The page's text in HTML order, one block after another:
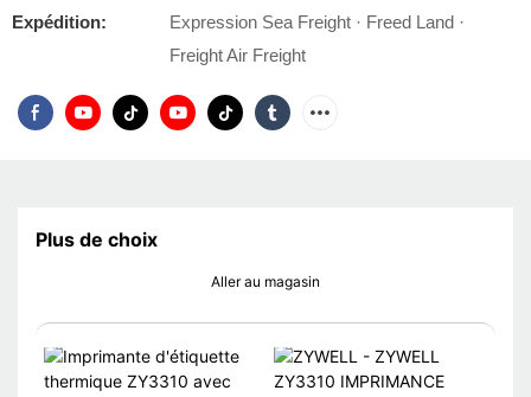
Expédition:
Expression Sea Freight · Freed Land ·
Freight Air Freight
Plus de choix
Aller au magasin